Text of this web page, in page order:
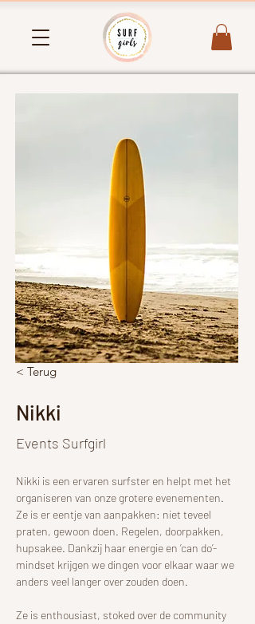
< Terug
Nikki
Events Surfgirl
Nikki is een ervaren surfster en helpt met het
organiseren van onze grotere evenementen.
Ze is er eentje van aanpakken: niet teveel
praten, gewoon doen. Regelen, doorpakken,
hupsakee. Dankzij haar energie en ‘can do’-
mindset krijgen we dingen voor elkaar waar we
anders veel langer over zouden doen.
Ze is enthousiast, stoked over de community